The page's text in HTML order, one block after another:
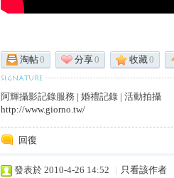
淘帖0 分享0 收藏0
阿輝攝影記錄服務 | 婚禮記錄 | 活動拍攝
http://www.giorno.tw/
回復
發表於 2010-4-26 14:52 | 只看該作者